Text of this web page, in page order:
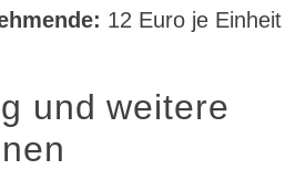
12 Euro je Einheit
und weitere